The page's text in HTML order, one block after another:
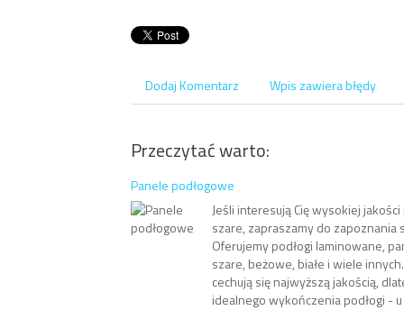
Dodaj Komentarz Wpis zawiera błędy
Przeczytać warto:
Panele podłogowe
Jeśli interesują Cię wysokiej
szare, zapraszamy do zapoznania
Oferujemy podłogi laminowane,
szare, beżowe, białe i wiele
cechują się najwyższą jakością,
idealnego wykończenia podłogi -